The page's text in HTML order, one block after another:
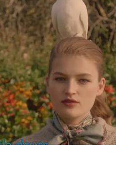
der New Yorker
designt wurde: Tauchen
Steine.